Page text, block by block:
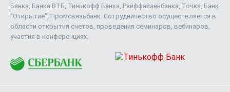
Банка, Банка ВТБ, Тинькофф Банка, Райффайзенбанка, Точка, Банк
"Открытие", Промсвязьбанк. Сотрудничество осуществляется в
области открытия счетов, проведения семинаров, вебинаров,
участия в конференциях.